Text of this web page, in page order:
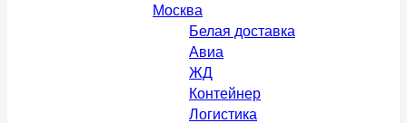
Москва
Белая доставка
Авиа
ЖД
Контейнер
Логистика